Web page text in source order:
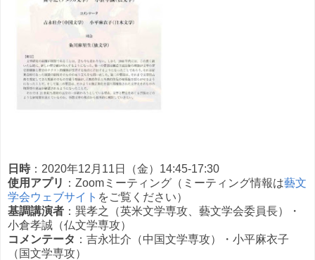
日時：2020年12月11日（金）14:45-17:30
使用アプリ ：Zoomミーティング（ミーティング情報は藝文
学会ウェブサイト をご覧ください）
基調講演者 ：巽孝之（英米文学専攻、藝文学会委員長）・
小倉孝誠（仏文学専攻）
コメンテータ ：吉永壮介（中国文学専攻）・小平麻衣子
（国文学専攻）